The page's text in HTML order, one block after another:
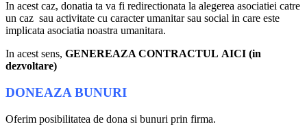
In acest caz, donatia ta va fi redirectionata la alegerea asociatiei catre
un caz sau activitate cu caracter umanitar sau social in care este
implicata asociatia noastra umanitara.
In acest sens, GENEREAZA CONTRACTUL AICI (in
dezvoltare)
DONEAZA BUNURI
Oferim posibilitatea de dona si bunuri prin firma.